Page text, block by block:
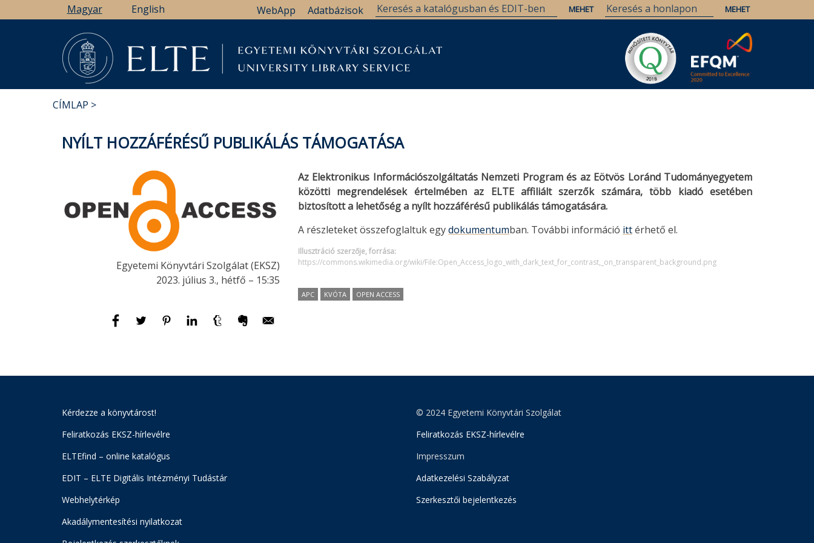
a
Magyar English Adatbázisok
WebApp
CÍMLAP
NYÍLT HOZZÁFÉRÉSŰ PUBLIKÁLÁS TÁMOGATÁSA
Egyetemi Könyvtári Szolgálat (EKSZ)
2023. július 3., hétfő – 15:35
Az Elektronikus Információszolgáltatás Nemzeti Program és az Eötvös Loránd Tudományegyetem
közötti megrendelések értelmében az ELTE affiliált szerzők számára, több kiadó esetében
biztosított a lehetőség a nyílt hozzáférésű publikálás támogatására.
A részleteket összefoglaltuk egydokumentumban. További információ ittérhető el.
Illusztráció szerzője, forrása:
https://commons.wikimedia.org/wiki/File:Open_Access_logo_with_dark_text_for_contrast,_on_transparent_background.png
APC KVÓTA OPEN ACCESS
Kérdezze a könyvtárost!
Feliratkozás EKSZ-hírlevélre
ELTEfind – online katalógus
EDIT – ELTE Digitális Intézményi Tudástár
Webhelytérkép
Akadálymentesítési nyilatkozat
© 2024 Egyetemi Könyvtári Szolgálat
Feliratkozás EKSZ-hírlevélre
Impresszum
Adatkezelési Szabályzat
Szerkesztői bejelentkezés